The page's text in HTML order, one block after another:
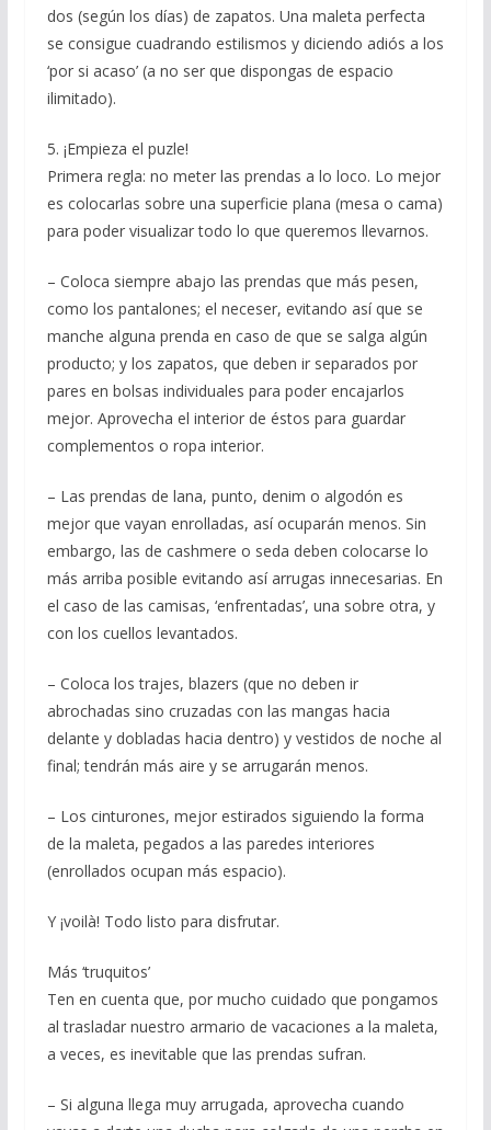
dos (según los días) de zapatos. Una maleta perfecta
se consigue cuadrando estilismos y diciendo adiós a los
‘por si acaso’ (a no ser que dispongas de espacio
ilimitado).
5. ¡Empieza el puzle!
Primera regla: no meter las prendas a lo loco. Lo mejor
es colocarlas sobre una superficie plana (mesa o cama)
para poder visualizar todo lo que queremos llevarnos.
– Coloca siempre abajo las prendas que más pesen,
como los pantalones; el neceser, evitando así que se
manche alguna prenda en caso de que se salga algún
producto; y los zapatos, que deben ir separados por
pares en bolsas individuales para poder encajarlos
mejor. Aprovecha el interior de éstos para guardar
complementos o ropa interior.
– Las prendas de lana, punto, denim o algodón es
mejor que vayan enrolladas, así ocuparán menos. Sin
embargo, las de cashmere o seda deben colocarse lo
más arriba posible evitando así arrugas innecesarias. En
el caso de las camisas, ‘enfrentadas’, una sobre otra, y
con los cuellos levantados.
– Coloca los trajes, blazers (que no deben ir
abrochadas sino cruzadas con las mangas hacia
delante y dobladas hacia dentro) y vestidos de noche al
final; tendrán más aire y se arrugarán menos.
– Los cinturones, mejor estirados siguiendo la forma
de la maleta, pegados a las paredes interiores
(enrollados ocupan más espacio).
Y ¡voilà! Todo listo para disfrutar.
Más ‘truquitos’
Ten en cuenta que, por mucho cuidado que pongamos
al trasladar nuestro armario de vacaciones a la maleta,
a veces, es inevitable que las prendas sufran.
– Si alguna llega muy arrugada, aprovecha cuando